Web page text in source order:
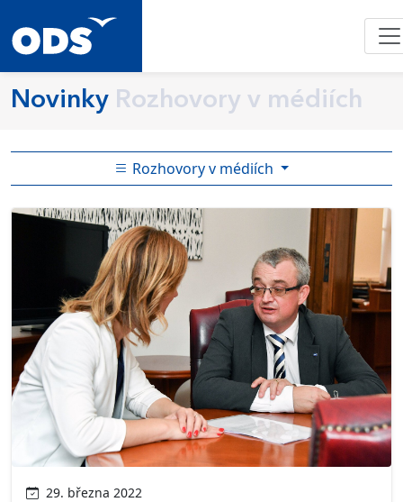
Novinky Rozhovory v médiích
Rozhovory v médiích
29. března 2022